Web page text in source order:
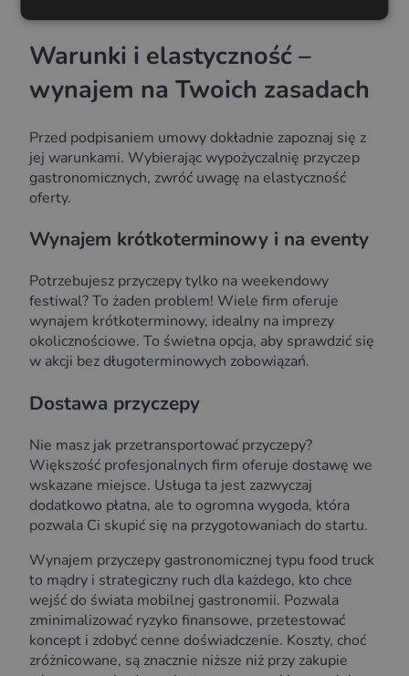
Warunki i elastyczność –
wynajem na Twoich zasadach
Przed podpisaniem umowy dokładnie zapoznaj się z
jej warunkami. Wybierając wypożyczalnię przyczep
gastronomicznych, zwróć uwagę na elastyczność
oferty.
Wynajem krótkoterminowy i na eventy
Potrzebujesz przyczepy tylko na weekendowy
festiwal? To żaden problem! Wiele firm oferuje
wynajem krótkoterminowy, idealny na imprezy
okolicznościowe. To świetna opcja, aby sprawdzić się
w akcji bez długoterminowych zobowiązań.
Dostawa przyczepy
Nie masz jak przetransportować przyczepy?
Większość profesjonalnych firm oferuje dostawę we
wskazane miejsce. Usługa ta jest zazwyczaj
dodatkowo płatna, ale to ogromna wygoda, która
pozwala Ci skupić się na przygotowaniach do startu.
Wynajem przyczepy gastronomicznej typu food truck
to mądry i strategiczny ruch dla każdego, kto chce
wejść do świata mobilnej gastronomii. Pozwala
zminimalizować ryzyko finansowe, przetestować
koncept i zdobyć cenne doświadczenie. Koszty, choć
zróżnicowane, są znacznie niższe niż przy zakupie